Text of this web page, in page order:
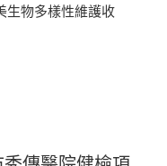
生物多樣性維護收